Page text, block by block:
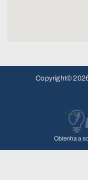
Copyright©
Obtenha a